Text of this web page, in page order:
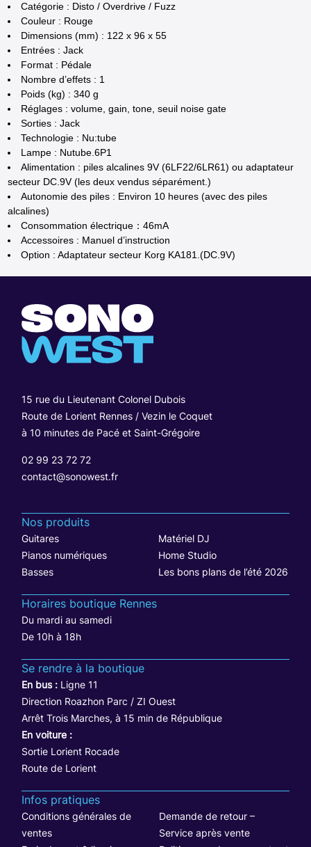
Catégorie : Disto / Overdrive / Fuzz
Couleur : Rouge
Dimensions (mm) : 122 x 96 x 55
Entrées : Jack
Format : Pédale
Nombre d’effets : 1
Poids (kg) : 340 g
Réglages : volume, gain, tone, seuil noise gate
Sorties : Jack
Technologie : Nu:tube
Lampe : Nutube.6P1
Alimentation : piles alcalines 9V (6LF22/6LR61) ou adaptateur
secteur DC.9V (les deux vendus séparément.)
Autonomie des piles : Environ 10 heures (avec des piles
alcalines)
Consommation électrique：46mA
Accessoires : Manuel d’instruction
Option : Adaptateur secteur Korg KA181.(DC.9V)
15 rue du Lieutenant Colonel Dubois
Route de Lorient Rennes / Vezin le Coquet
à 10 minutes de Pacé et Saint-Grégoire
02 99 23 72 72
contact@sonowest.fr
Nos produits
Guitares
Matériel DJ
Pianos numériques
Home Studio
Basses
Les bons plans de l’été 2026
Horaires boutique Rennes
Du mardi au samedi
De 10h à 18h
Se rendre à la boutique
En bus : Ligne 11
Direction Roazhon Parc / ZI Ouest
Arrêt Trois Marches, à 15 min de République
En voiture :
Sortie Lorient Rocade
Route de Lorient
Infos pratiques
Conditions générales de
ventes
Demande de retour –
Service après vente